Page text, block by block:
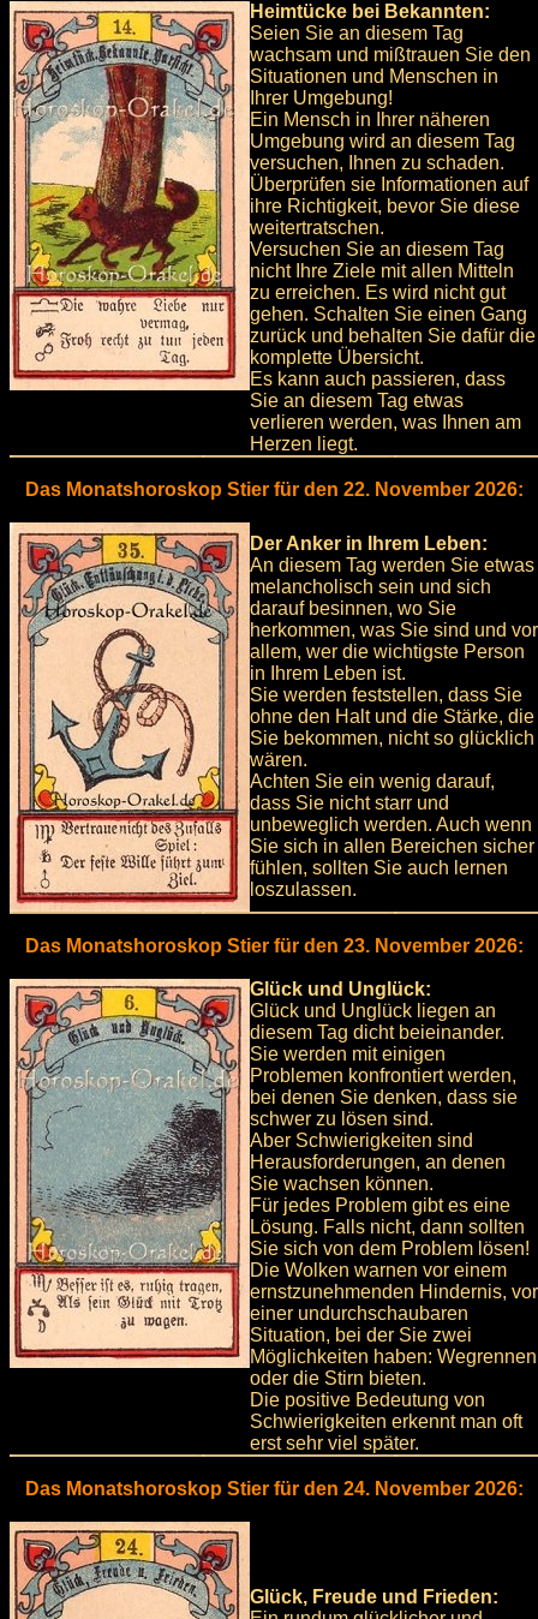
Heimtücke bei Bekannten:
Seien Sie an diesem Tag
wachsam und mißtrauen Sie den
Situationen und Menschen in
Ihrer Umgebung!
Ein Mensch in Ihrer näheren
Umgebung wird an diesem Tag
versuchen, Ihnen zu schaden.
Überprüfen sie Informationen auf
ihre Richtigkeit, bevor Sie diese
weitertratschen.
Versuchen Sie an diesem Tag
nicht Ihre Ziele mit allen Mitteln
zu erreichen. Es wird nicht gut
gehen. Schalten Sie einen Gang
zurück und behalten Sie dafür die
komplette Übersicht.
Es kann auch passieren, dass
Sie an diesem Tag etwas
verlieren werden, was Ihnen am
Herzen liegt.
Das Monatshoroskop Stier für den 22. November 2026:
Der Anker in Ihrem Leben:
An diesem Tag werden Sie etwas
melancholisch sein und sich
darauf besinnen, wo Sie
herkommen, was Sie sind und vor
allem, wer die wichtigste Person
in Ihrem Leben ist.
Sie werden feststellen, dass Sie
ohne den Halt und die Stärke, die
Sie bekommen, nicht so glücklich
wären.
Achten Sie ein wenig darauf,
dass Sie nicht starr und
unbeweglich werden. Auch wenn
Sie sich in allen Bereichen sicher
fühlen, sollten Sie auch lernen
loszulassen.
Das Monatshoroskop Stier für den 23. November 2026:
Glück und Unglück:
Glück und Unglück liegen an
diesem Tag dicht beieinander.
Sie werden mit einigen
Problemen konfrontiert werden,
bei denen Sie denken, dass sie
schwer zu lösen sind.
Aber Schwierigkeiten sind
Herausforderungen, an denen
Sie wachsen können.
Für jedes Problem gibt es eine
Lösung. Falls nicht, dann sollten
Sie sich von dem Problem lösen!
Die Wolken warnen vor einem
ernstzunehmenden Hindernis, vor
einer undurchschaubaren
Situation, bei der Sie zwei
Möglichkeiten haben: Wegrennen
oder die Stirn bieten.
Die positive Bedeutung von
Schwierigkeiten erkennt man oft
erst sehr viel später.
Das Monatshoroskop Stier für den 24. November 2026:
Glück, Freude und Frieden: